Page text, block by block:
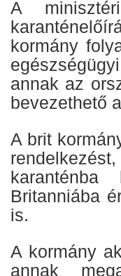
A
kormány
annak az
bevezethető
A brit
Britanniába
is.
A kormány
annak